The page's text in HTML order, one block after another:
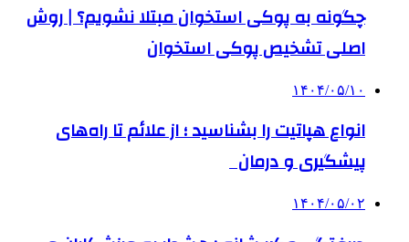
چگونه به پوکی استخوان مبتلا نشویم؟ | روش
اصلی تشخیص پوکی استخوان
۱۴۰۴/۰۵/۱۰
انواع هپاتیت را بشناسید ؛ از علائم تا راه‌های
پیشگیری و درمان
۱۴۰۴/۰۵/۰۲